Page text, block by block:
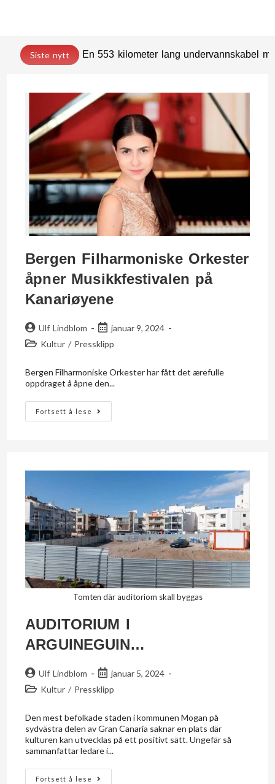
Siste nytt En 553 kilometer lang undervannskabel
Bergen Filharmoniske Orkester
åpner Musikkfestivalen på
Kanariøyene
Ulf Lindblom
januar 9, 2024
Kultur / Pressklipp
Bergen Filharmoniske Orkester har fått det ærefulle
oppdraget å åpne den...
Fortsett å lese
Tomten där auditoriom skall byggas
AUDITORIUM I
ARGUINEGUIN…
Ulf Lindblom
januar 5, 2024
Kultur / Pressklipp
Den mest befolkade staden i kommunen Mogan på
sydvästra delen av Gran Canaria saknar en plats där
kulturen kan utvecklas på ett positivt sätt. Ungefär så
sammanfattar ledare i...
Fortsett å lese